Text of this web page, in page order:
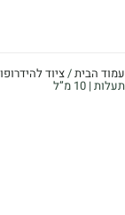
עמוד הבית/ציוד
תעלות | 10 מ”ל